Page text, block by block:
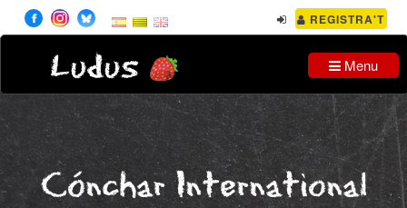
REGISTRA'T
Ludus Menu
Cónchar International